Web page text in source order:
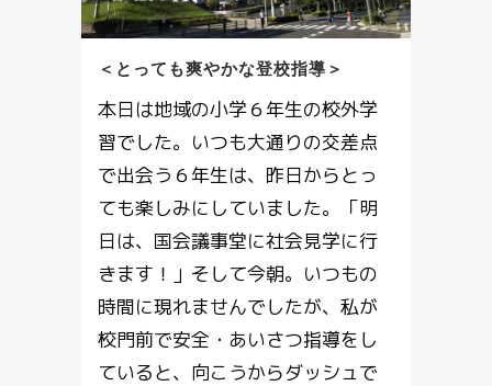
＜とっても爽やかな登校指導＞
本日は地域の小学６年生の校外学
習でした。いつも大通りの交差点
で出会う６年生は、昨日からとっ
ても楽しみにしていました。「明
日は、国会議事堂に社会見学に行
きます！」そして今朝。いつもの
時間に現れませんでしたが、私が
校門前で安全・あいさつ指導をし
ていると、向こうからダッシュで